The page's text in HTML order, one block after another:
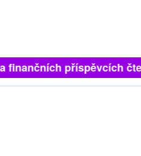
finančních příspěvcích